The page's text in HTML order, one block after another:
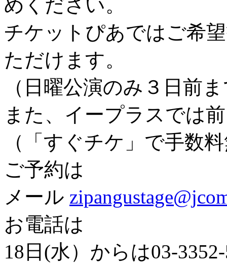
めください。
チケットぴあではご希
ただけます。
（日曜公演のみ３日前
また、イープラスでは
（「すぐチケ」で手数
ご予約は
メール
お電話は
18日(水）からは03-